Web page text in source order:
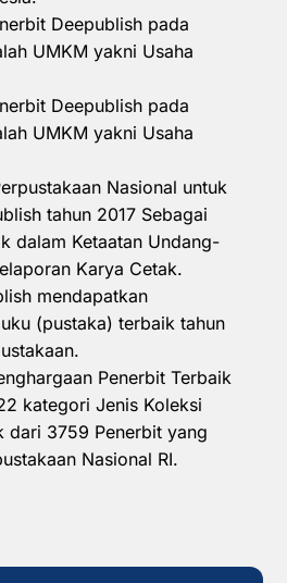
Deepublish pada
UMKM yakni Usaha
Deepublish pada
UMKM yakni Usaha
Nasional untuk
tahun 2017 Sebagai
dalam Ketaatan Undang-
Karya Cetak.
mendapatkan
(pustaka) terbaik tahun
Penerbit Terbaik
kategori Jenis Koleksi
dari 3759 Penerbit yang
Nasional RI.